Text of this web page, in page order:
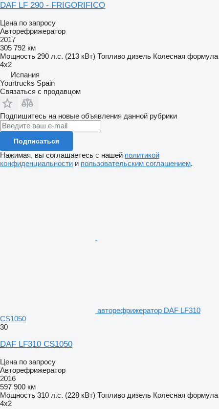
DAF LF 290 - FRIGORIFICO
Цена по запросу
Авторефрижератор
2017
305 792 км
Мощность 290 л.с. (213 кВт) Топливо дизель Колесная формула
4x2
Испания
Yourtrucks Spain
Связаться с продавцом
Подпишитесь на новые объявления данной рубрики
Подписаться
Нажимая, вы соглашаетесь с нашей политикой
конфиденциальности и пользовательским соглашением.
авторефрижератор DAF LF310
CS1050
30
DAF LF310 CS1050
Цена по запросу
Авторефрижератор
2016
597 900 км
Мощность 310 л.с. (228 кВт) Топливо дизель Колесная формула
4x2